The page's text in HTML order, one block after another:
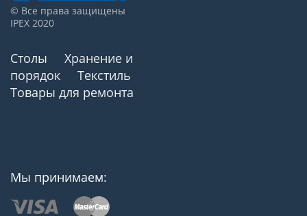
© Все права защищены
IPEX 2020
Столы
Хранение и
порядок
Текстиль
Товары для ремонта
Мы принимаем: